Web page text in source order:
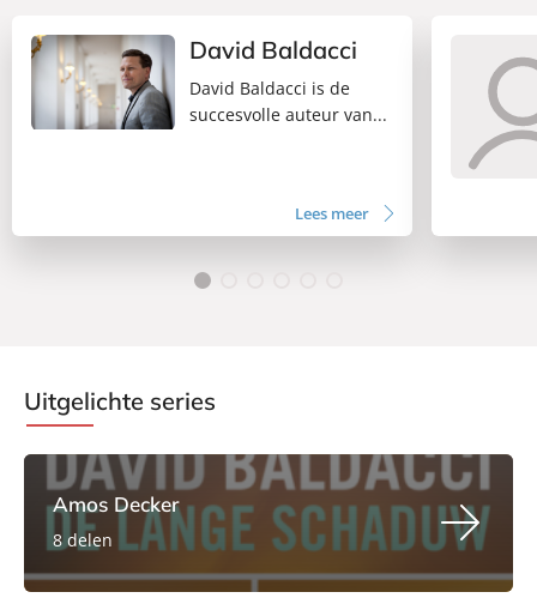
David Baldacci
David Baldacci is de
succesvolle auteur van...
Lees meer
Uitgelichte series
Amos Decker
8 delen